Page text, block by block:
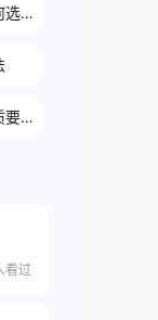
购开关插座面板
好些
看过